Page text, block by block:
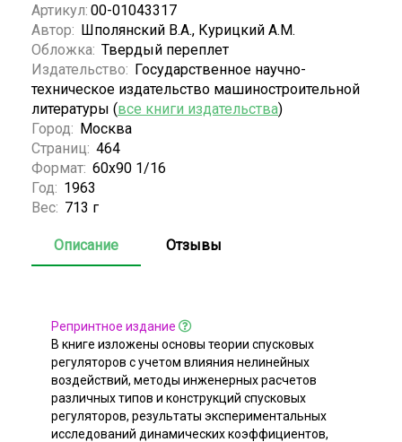
Артикул: 00-01043317
Автор: Шполянский В.А., Курицкий А.М.
Обложка: Твердый переплет
Издательство: Государственное научно-
техническое издательство машиностроительной
литературы (все книги издательства)
Город: Москва
Страниц: 464
Формат: 60х90 1/16
Год: 1963
Вес: 713 г
Описание Отзывы
Репринтное издание
В книге изложены основы теории спусковых
регуляторов с учетом влияния нелинейных
воздействий, методы инженерных расчетов
различных типов и конструкций спусковых
регуляторов, результаты экспериментальных
исследований динамических коэффициентов,